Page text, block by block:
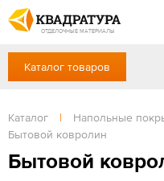
ОТДЕЛОЧНЫЕ МАТЕРИАЛЫ
Профи
Контакты
Доставка и оплата
Выставочный зал
Готовые решения
+7 (383) 209-98-97
Сб, Вс — выходной
ЗАКАЗАТЬ ЗВОНОК
Каталог товаров
Каталог | Напольные
Бытовой ковролин
Бытовой